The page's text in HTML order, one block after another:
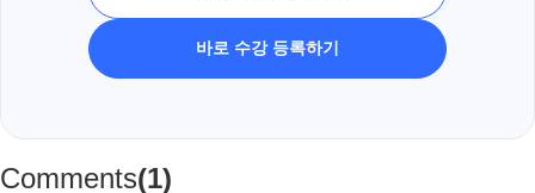
바로 수강 등록하기
Comments(1)